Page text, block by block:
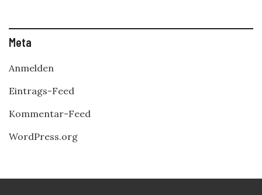
Meta
Anmelden
Eintrags-Feed
Kommentar-Feed
WordPress.org